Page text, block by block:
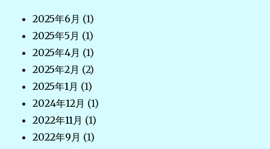
2025年6月 (1)
2025年5月 (1)
2025年4月 (1)
2025年2月 (2)
2025年1月 (1)
2024年12月 (1)
2022年11月 (1)
2022年9月 (1)